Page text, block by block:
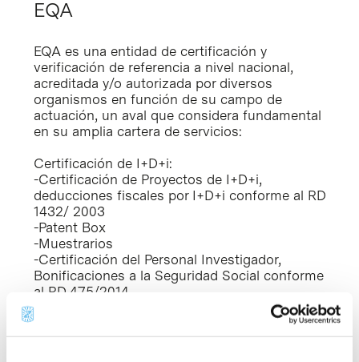
EQA
EQA es una entidad de certificación y
verificación de referencia a nivel nacional,
acreditada y/o autorizada por diversos
organismos en función de su campo de
actuación, un aval que considera fundamental
en su amplia cartera de servicios:
Certificación de I+D+i:
-Certificación de Proyectos de I+D+i,
deducciones fiscales por I+D+i conforme al RD
1432/ 2003
-Patent Box
-Muestrarios
-Certificación del Personal Investigador,
Bonificaciones a la Seguridad Social conforme
al RD 475/2014
Certificación de sistemas de gestión:
-Sistemas de Gestión de Calidad (ISO 9001,